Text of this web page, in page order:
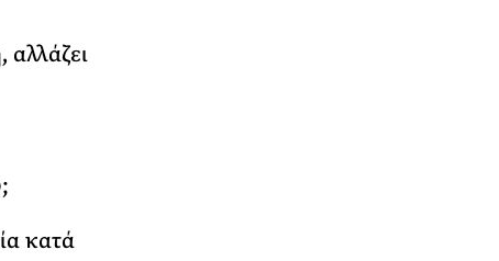
κατά